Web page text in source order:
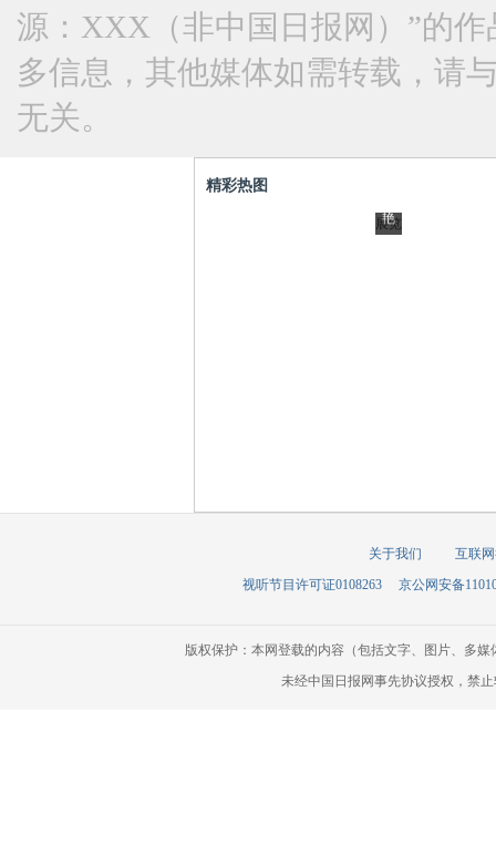
源：XXX（非中国日报网）”的
多信息，其他媒体如需转载，请
无关。
精彩热图
艳
后
共
舞
展览
遗”惠
艳
抢
关于我们
互联
视听节目许可证0108263
京公网安备
版权保护：本网登载的内容（包括文字、图片、多
未经中国日报网事先协议授权，禁止